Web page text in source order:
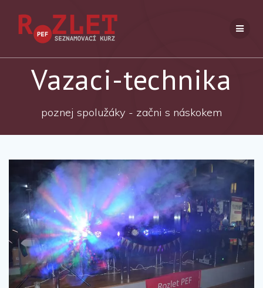
Vazaci-technika
poznej spolužáky - začni s náskokem